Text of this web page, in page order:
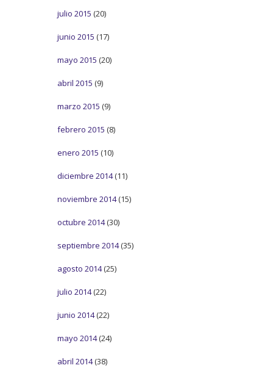
julio 2015 (20)
junio 2015 (17)
mayo 2015 (20)
abril 2015 (9)
marzo 2015 (9)
febrero 2015 (8)
enero 2015 (10)
diciembre 2014(11)
noviembre 2014(15)
octubre 2014(30)
septiembre 2014(35)
agosto 2014(25)
julio 2014(22)
junio 2014(22)
mayo 2014(24)
abril 2014(38)